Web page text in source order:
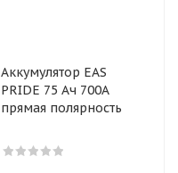
Аккумулятор EAS
PRIDE 75 Ач 700А
прямая полярность